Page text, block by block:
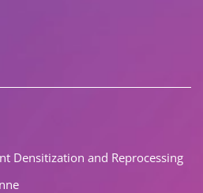
Densitization and Reprocessing